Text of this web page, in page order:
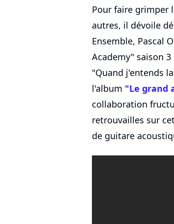
Pour faire grimper
autres, il dévoile
Ensemble, Pascal
Academy" saison
"Quand j'entends
l'album "Le grand
collaboration
retrouvailles sur
de guitare